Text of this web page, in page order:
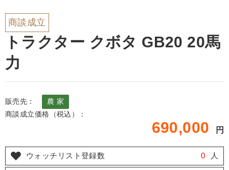
商談成立
トラクター クボタ GB20 20馬
力
販売先：
農 家
商談成立価格（税込）：
690,000 円
ウォッチリスト登録数 0 人